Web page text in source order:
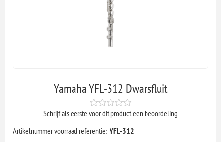
Yamaha YFL-312 Dwarsfluit
Schrijf als eerste voor dit product een beoordeling
Artikelnummer voorraad referentie: YFL-312